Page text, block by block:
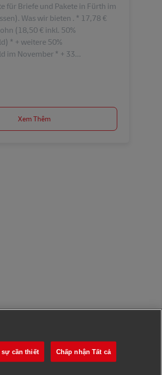
für Briefe und Pakete in Fürth im
Was wir bieten . * 17,78 €
(18,50 € inkl. 50%
* + weitere 50%
im November * + 33...
Xem Thêm
cần thiết Chấp nhận Tất cả